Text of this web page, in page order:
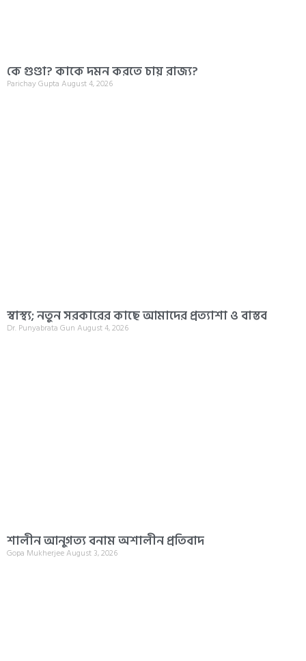
কে গুণ্ডা? কাকে দমন করতে চায় রাজ্য?
Parichay Gupta August 4, 2026
স্বাস্থ্য; নতুন সরকারের কাছে আমাদের প্রত্যাশা ও বাস্তব
Dr. Punyabrata Gun August 4, 2026
শালীন আনুগত্য বনাম অশালীন প্রতিবাদ
Gopa MukherjeeAugust 3, 2026